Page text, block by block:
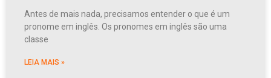
Antes de mais nada, precisamos entender o que é um
pronome em inglês. Os pronomes em inglês são uma
classe
LEIA MAIS »